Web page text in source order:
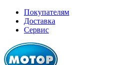
Покупателям
Доставка
Сервис